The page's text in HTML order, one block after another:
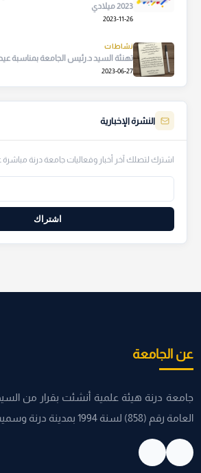
2023 ميلادي
2023-11-26
نشاطات
تهنئة السيد د.رئيس الجامعة بمناسبة
2023-06-27
النشرة الإخبارية
اشترك لتصلك آخر أخبار وفعاليات جامعة درنة
اشتراك
عن الجامعة
جامعة درنة هيئة علمية أنشئت بقرار من
العامة رقم (858) لسنة 1994 بمدينة درنة وسميت بجامعة درنة،